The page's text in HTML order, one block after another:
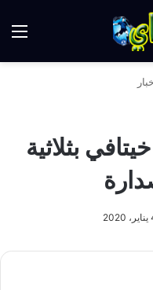
بثلاثية